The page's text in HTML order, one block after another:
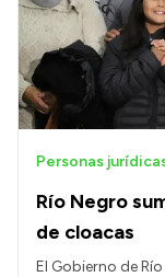
Transparencia
Presupuesto
Boletín Oficial
Compras y
Consulta de
Convocatorias
Río Negro
de cloacas
Personas
El Gobierno de